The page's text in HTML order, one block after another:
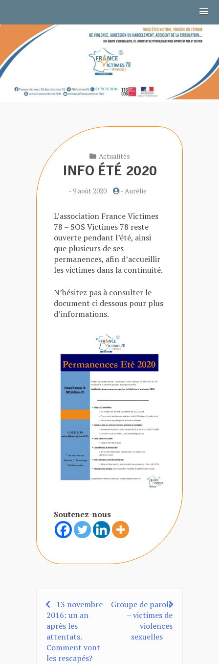
Skip
content
78
Actualités
INFO ÉTÉ 2020
- 9 août 2020 -Aurélie
L’association France Victimes
78 – SOS Victimes 78 reste
ouverte pendant l’été, ainsi
que plusieurs de ses
permanences, afin d’accueillir
les victimes dans la continuité.
N’hésitez pas à consulter le
document ci dessous pour plus
d’informations.
Soutenez-nous
Navigation
de
l’article
13 novembre
2016: un an
après les
attentats.
Comment vont
les rescapés?
Groupe de parole
– victimes de
violences
sexuelles